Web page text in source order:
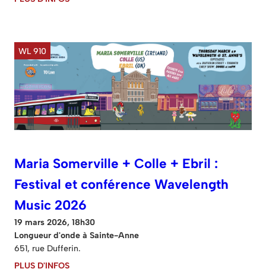
WL 910
Maria Somerville + Colle + Ebril :
Festival et conférence Wavelength
Music 2026
19 mars 2026, 18h30
Longueur d'onde à Sainte-Anne
651, rue Dufferin.
PLUS D'INFOS